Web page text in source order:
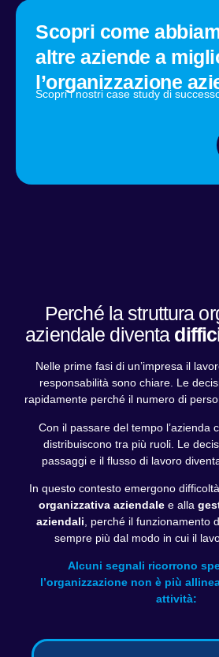
Scopri come
altre aziende a
l’organizzazione
Scopri i nostri case study di
Perché la struttura
aziendale diventa
Nelle prime fasi di un’impresa il
responsabilità sono chiare. Le
rapidamente perché il numero di
Con il passare del tempo l’azienda
distribuiscono tra più ruoli. Le
passaggi e il flusso di lavoro
In questo contesto emergono
organizzativa aziendale e alla
aziendali , perché il funzionamento
sempre più dal modo in cui il
Alcuni segnali ricorrono
l’organizzazione non è più
attività: